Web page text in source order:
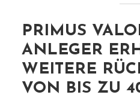
PRIMUS
ANLEGER
WEITERE
VON BIS ZU